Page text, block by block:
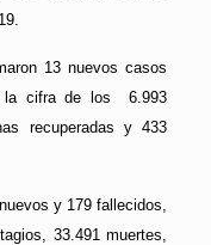
13 nuevos casos
la cifra de los 6.993
recuperadas y 433
y 179 fallecidos,
33.491 muertes,